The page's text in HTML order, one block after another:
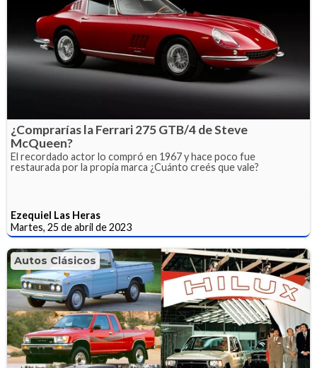
¿Comprarías la Ferrari 275 GTB/4 de Steve
McQueen?
El recordado actor lo compró en 1967 y hace poco fue
restaurada por la propia marca ¿Cuánto creés que vale?
Ezequiel Las Heras
Martes, 25 de abril de 2023
Autos Clásicos